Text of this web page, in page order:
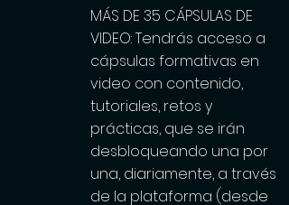
MÁS DE 35 CÁPSULAS DE
VIDEO: Tendrás acceso a
cápsulas formativas en
video con contenido,
tutoriales, retos y
prácticas, que se irán
desbloqueando una por
una, diariamente, a través
de la plataforma (desde